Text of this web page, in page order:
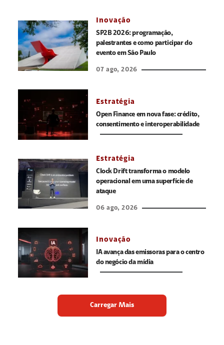
Inovação
SP2B 2026: programação,
palestrantes e como participar do
evento em São Paulo
07 ago, 2026
Estratégia
Open Finance em nova fase: crédito,
consentimento e interoperabilidade
Estratégia
Clock Drift transforma o modelo
operacional em uma superfície de
ataque
06 ago, 2026
Inovação
IA avança das emissoras para o centro
do negócio da mídia
Carregar Mais